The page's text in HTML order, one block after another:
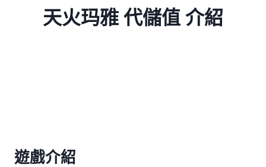
天火玛雅 代儲值 介紹
遊戲介紹